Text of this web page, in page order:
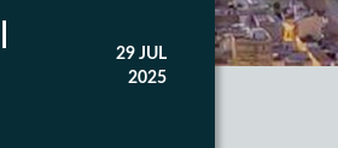
29 JUL
2025